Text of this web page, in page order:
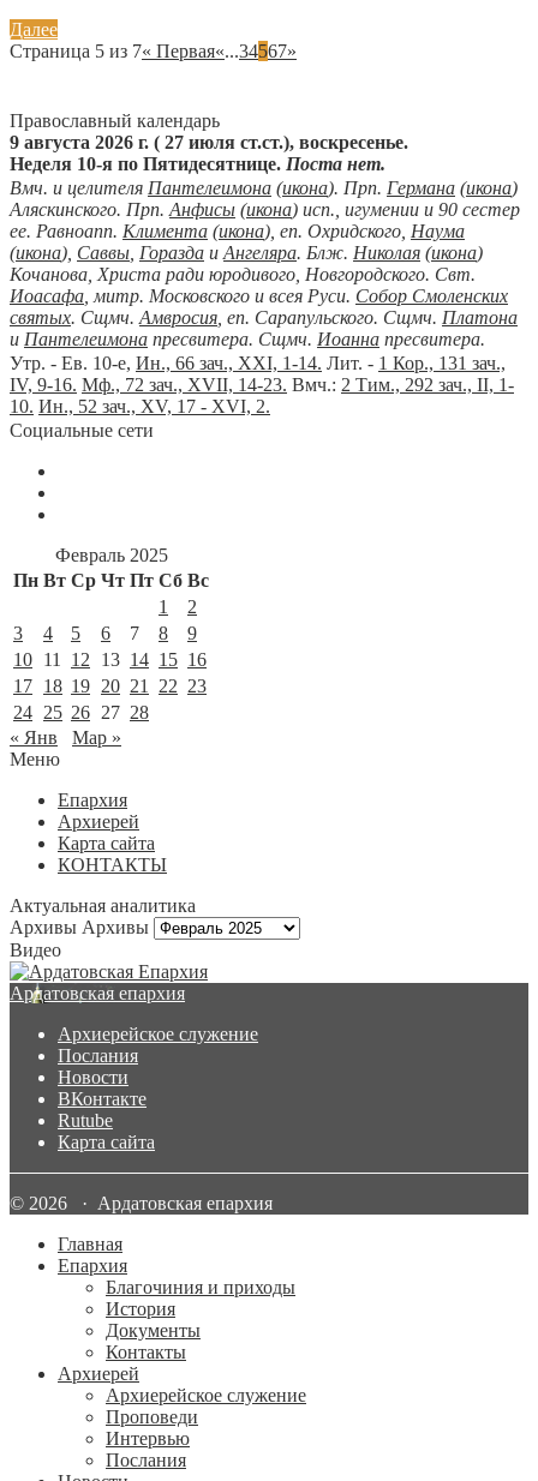
Далее
Страница 5 из 7« Первая«...34567»
Православный календарь
9 августа 2026 г. ( 27 июля ст.ст.), воскресенье.
Неделя 10-я по Пятидесятнице. Поста нет.
Вмч. и целителя Пантелеимона (икона). Прп. Германа (икона)
Аляскинского. Прп. Анфисы (икона) исп., игумении и 90 сестер
ее. Равноапп. Климента (икона), еп. Охридского, Наума
(икона), Саввы Горазда и Ангеляра. Блж. Николая (икона)
Кочанова, Христа ради юродивого, Новгородского. Свт.
Иоасафа , митр. Московского и всея Руси. Собор Смоленских
святых. Сщмч. Амвросия , еп. Сарапульского. Сщмч. Платона
и Пантелеимона пресвитера. Сщмч. Иоанна пресвитера.
Утр. - Ев. 10-е, Ин., 66 зач., XXI, 1-14. Лит. - 1 Кор., 131 зач.,
IV, 9-16. Мф., 72 зач., XVII, 14-23. Вмч.: 2 Тим., 292 зач., II, 1-
10. Ин., 52 зач., XV, 17 - XVI, 2.
Социальные сети
Февраль 2025
Пн Вт Ср Чт Пт Сб Вс
1
2
3
4 5 6 7 8
9
10 11 12 13 14 15 16
17 18 19 20 21 22 23
24 25 26 27 28
« Янв
Мар »
Меню
Епархия
Архиерей
Карта сайта
КОНТАКТЫ
Актуальная аналитика
Архивы Архивы
Видео
Ардатовская епархия
Архиерейское служение
Послания
Новости
ВКонтакте
Rutube
Карта сайта
© 2026 · Ардатовская епархия
Главная
Епархия
Благочиния и приходы
История
Документы
Контакты
Архиерей
Архиерейское служение
Проповеди
Интервью
Послания